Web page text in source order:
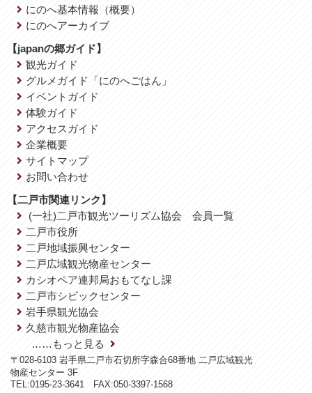
にのへ基本情報（概要）
にのへアーカイブ
【japanの郷ガイド】
観光ガイド
グルメガイド「にのへごはん」
イベントガイド
体験ガイド
アクセスガイド
企業概要
サイトマップ
お問い合わせ
【二戸市関連リンク】
(一社)二戸市観光ツーリズム協会 会員一覧
二戸市役所
二戸地域振興センター
二戸広域観光物産センター
カシオペア連邦局おもてなし課
二戸市シビックセンター
岩手県観光協会
久慈市観光物産協会
……もっと見る
〒028-6103 岩手県二戸市石切所字森合68番地 二戸広域観光
物産センター 3F
TEL:0195-23-3641 FAX:050-3397-1568